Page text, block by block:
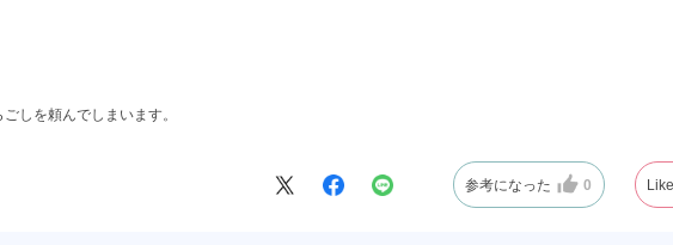
しを頼んでしまいます。
参考になった 0